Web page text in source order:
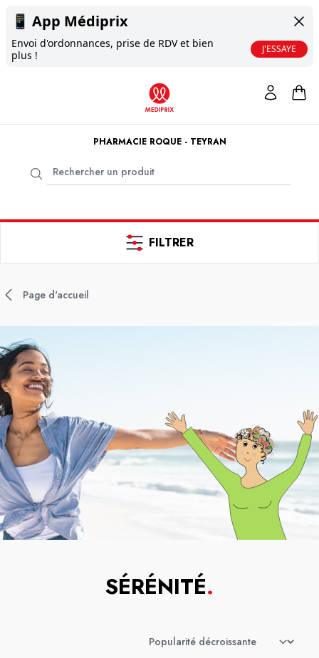
📱 App Médiprix
Envoi d'ordonnances, prise de RDV et bien
plus !
J'ESSAYE
PHARMACIE ROQUE - TEYRAN
FILTRER
Page d'accueil
SÉRÉNITÉ.